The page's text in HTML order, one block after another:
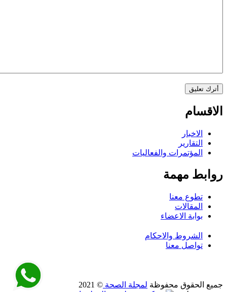
الاقسام
الاخبار
التقارير
المؤتمرات والفعاليات
روابط مهمة
تطوع معنا
المقالات
بوابة الاعضاء
الشروط والاحكام
تواصل معنا
جميع الحقوق محفوظة لمجلة الصحة © 2021